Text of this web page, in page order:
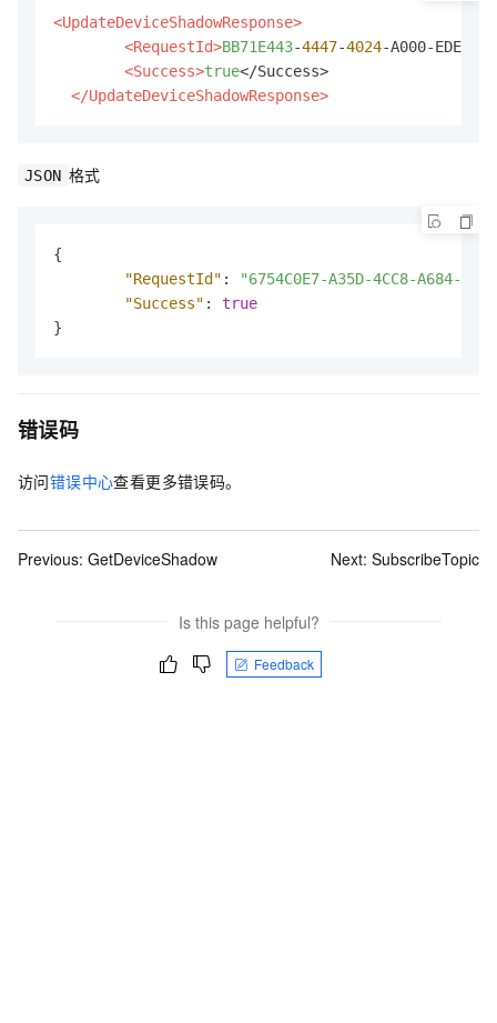
<UpdateDeviceShadowResponse>
<RequestId>BB71E443-4447-4024-A000-
<Success>true</Success>
</UpdateDeviceShadowResponse>
JSON 格式
{
"RequestId" :
"6754C0E7-A35D-4CC8-A684-
"Success" :
true
}
错误码
访问错误中心查看更多错误码。
Previous: GetDeviceShadow Next: SubscribeTopic
Is this page helpful?
Feedback